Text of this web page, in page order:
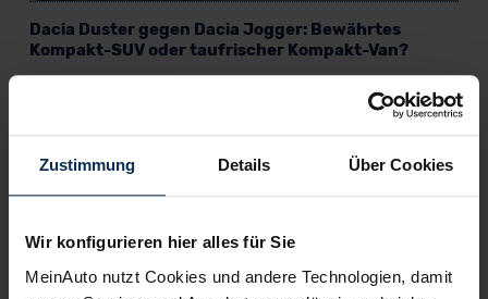
Zustimmung Details Über Cookies
Wir konfigurieren hier alles für Sie
MeinAuto nutzt Cookies und andere Technologien, damit
Dacia Duster gegen Dacia Jogger: Bewährtes
Kompakt-SUV oder taufrischer Kompakt-Van?
Weitere Artikel im Automagazin